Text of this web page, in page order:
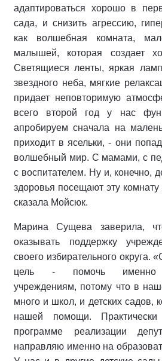
адаптироваться хорошо в
сада, и снизить агрессию,
как волшебная комната,
малышей, которая создает
Светящиеся ленты, яркая
звездного неба, мягкие
придает неповторимую
всего второй год у нас
апробируем сначала на
приходит в ясельки, - они
волшебный мир. С мамами, с
с воспитателем. Ну и, конечно,
здоровья посещают эту
сказала Мойсюк.
Марина Сущева заверила,
оказывать поддержку
своего избирательного округа.
цель - помочь именно
учреждениям, потому что в
много и школ, и детских садов,
нашей помощи.
программе реализации
направляю именно на